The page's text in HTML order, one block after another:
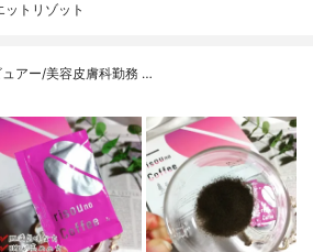
ットリゾット
アー/美容皮膚科勤務 …